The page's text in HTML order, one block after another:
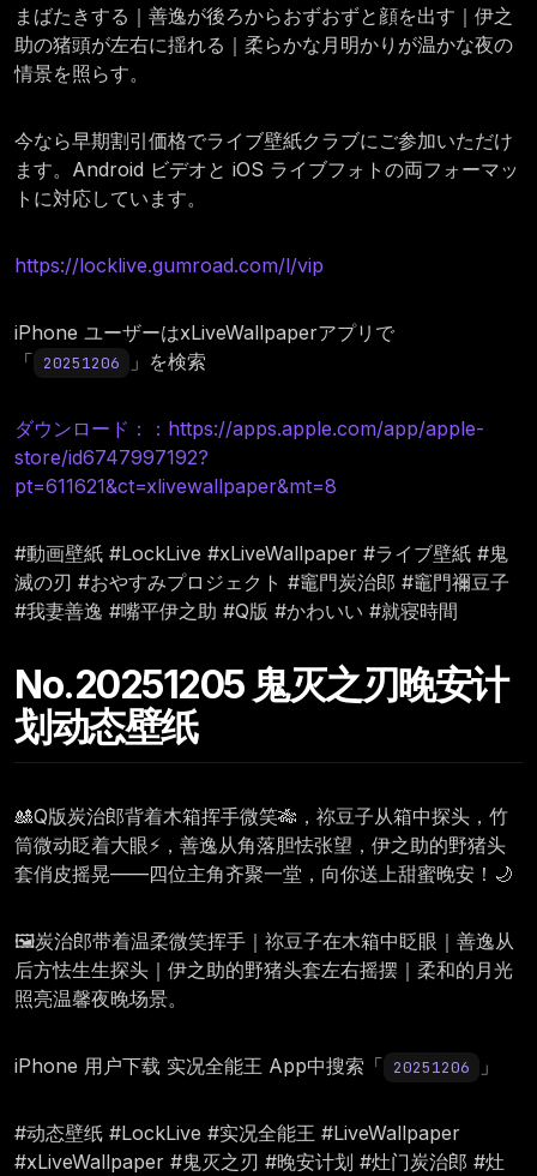
まばたきする｜善逸が後ろからおずおずと顔を出す｜伊之
助の猪頭が左右に揺れる｜柔らかな月明かりが温かな夜の
情景を照らす。
今なら早期割引価格でライブ壁紙クラブにご参加いただけ
ます。Android ビデオと iOS ライブフォトの両フォーマッ
トに対応しています。
https://locklive.gumroad.com/l/vip
iPhone ユーザーはxLiveWallpaperアプリで
「 20251206 」を検索
ダウンロード：：https://apps.apple.com/app/apple-
store/id6747997192?
pt=611621&ct=xlivewallpaper&mt=8
#動画壁紙 #LockLive #xLiveWallpaper #ライブ壁紙 #鬼
滅の刃 #おやすみプロジェクト #竈門炭治郎 #竈門禰豆子
#我妻善逸 #嘴平伊之助 #Q版 #かわいい #就寝時間
No.20251205 鬼灭之刃晚安计
划动态壁纸
🎎Q版炭治郎背着木箱挥手微笑🎋，祢豆子从箱中探头，竹
筒微动眨着大眼⚡，善逸从角落胆怯张望，伊之助的野猪头
套俏皮摇晃——四位主角齐聚一堂，向你送上甜蜜晚安！🌙
🖼️炭治郎带着温柔微笑挥手｜祢豆子在木箱中眨眼｜善逸从
后方怯生生探头｜伊之助的野猪头套左右摇摆｜柔和的月光
照亮温馨夜晚场景。
iPhone 用户下载 实况全能王 App中搜索「 20251206 」
#动态壁纸 #LockLive #实况全能王 #LiveWallpaper
#xLiveWallpaper #鬼灭之刃 #晚安计划 #灶门炭治郎 #灶